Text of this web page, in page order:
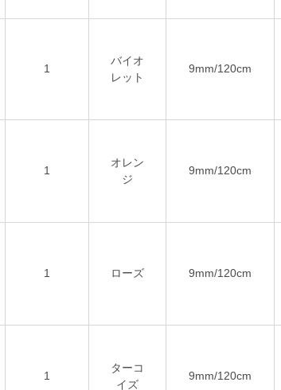
1
バイオ
レット
9mm/120cm
1
オレン
ジ
9mm/120cm
1 ローズ 9mm/120cm
1
ターコ
イズ
9mm/120cm